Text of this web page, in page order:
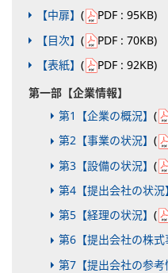
【中扉】 ( PDF : 95KB)
【目次】 ( PDF : 70KB)
【表紙】 ( PDF : 92KB)
第一部【企業情報】
第1【企業の概況】 (
第2【事業の状況】 (
第3【設備の状況】 (
第4【提出会社の状況】
第5【経理の状況】 (
第6【提出会社の株式
第7【提出会社の参考